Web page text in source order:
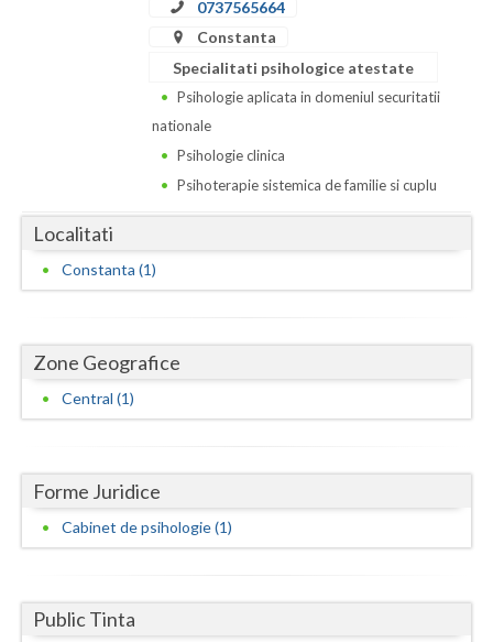
Dolj
Galati
Gorj
Harghita
Ialomita
Iasi
Maramures
0737565664
Constanta
Specialitati psihologice atestate
Psihologie aplicata in domeniul securitatii
nationale
Psihologie clinica
Psihoterapie sistemica de familie si cuplu
Localitati
Constanta (1)
Zone Geografice
Central (1)
Forme Juridice
Cabinet de psihologie (1)
Public Tinta